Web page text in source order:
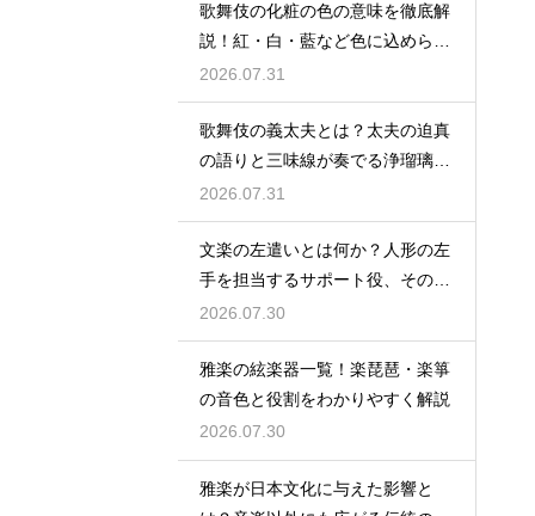
歌舞伎の化粧の色の意味を徹底解
説！紅・白・藍など色に込められ
た役柄ごとの象徴とは
2026.07.31
歌舞伎の義太夫とは？太夫の迫真
の語りと三味線が奏でる浄瑠璃の
魅力を解説
2026.07.31
文楽の左遣いとは何か？人形の左
手を担当するサポート役、その役
割と鍛錬を解説
2026.07.30
雅楽の絃楽器一覧！楽琵琶・楽箏
の音色と役割をわかりやすく解説
2026.07.30
雅楽が日本文化に与えた影響と